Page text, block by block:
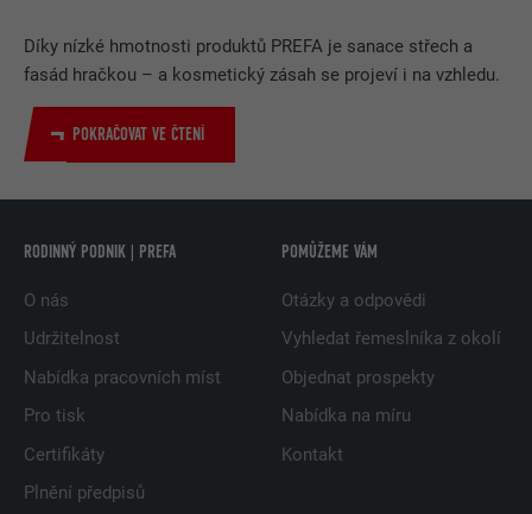
Díky nízké hmotnosti produktů PREFA je sanace střech a
fasád hračkou – a kosmetický zásah se projeví i na vzhledu.
POKRAČOVAT VE ČTENÍ
RODINNÝ PODNIK | PREFA
O nás
Udržitelnost
Nabídka pracovních míst
Pro tisk
Certifikáty
Plnění předpisů
POMŮŽEME VÁM
Otázky a odpovědi
Vyhledat řemeslníka z okolí
Objednat prospekty
Nabídka na míru
Kontakt